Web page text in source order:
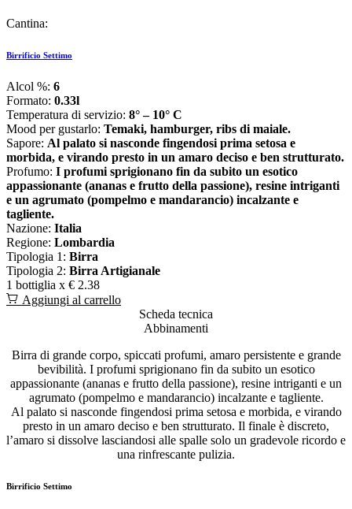
Cantina:
Birrificio Settimo
Alcol %: 6
Formato: 0.33l
Temperatura di servizio: 8° – 10° C
Mood per gustarlo: Temaki, hamburger, ribs di maiale.
Sapore: Al palato si nasconde fingendosi prima setosa e
morbida, e virando presto in un amaro deciso e ben strutturato.
Profumo: I profumi sprigionano fin da subito un esotico
appassionante (ananas e frutto della passione), resine intriganti
e un agrumato (pompelmo e mandarancio) incalzante e
tagliente.
Nazione: Italia
Regione: Lombardia
Tipologia 1: Birra
Tipologia 2: Birra Artigianale
1 bottiglia x € 2.38
Aggiungi al carrello
Scheda tecnica
Abbinamenti
Birra di grande corpo, spiccati profumi, amaro persistente e grande
bevibilità. I profumi sprigionano fin da subito un esotico
appassionante (ananas e frutto della passione), resine intriganti e un
agrumato (pompelmo e mandarancio) incalzante e tagliente.
Al palato si nasconde fingendosi prima setosa e morbida, e virando
presto in un amaro deciso e ben strutturato. Il finale è discreto,
l’amaro si dissolve lasciandosi alle spalle solo un gradevole ricordo e
una rinfrescante pulizia.
Birrificio Settimo